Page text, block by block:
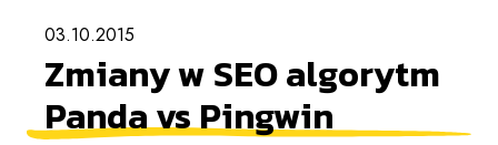
KONTAKT
03.10.2015
Zmiany w SEO algorytm
Panda vs Pingwin